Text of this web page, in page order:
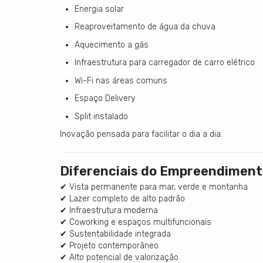
Energia solar
Reaproveitamento de água da chuva
Aquecimento a gás
Infraestrutura para carregador de carro elétrico
Wi-Fi nas áreas comuns
Espaço Delivery
Split instalado
Inovação pensada para facilitar o dia a dia.
Diferenciais do
✔ Vista permanente para mar, verde e montanha
✔ Lazer completo de alto padrão
✔ Infraestrutura moderna
✔ Coworking e espaços multifuncionais
✔ Sustentabilidade integrada
✔ Projeto contemporâneo
✔ Alto potencial de valorização